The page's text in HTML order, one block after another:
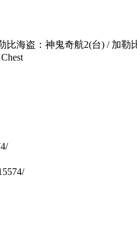
：神鬼奇航2(台) / 加勒比